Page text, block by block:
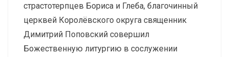
страстотерпцев Бориса и Глеба, благочинный
церквей Королёвского округа священник
Димитрий Поповский совершил
Божественную литургию в сослужении